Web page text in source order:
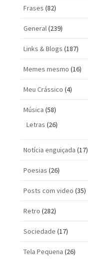
Frases (82)
General(239)
Links & Blogs (187)
Memes mesmo (16)
Meu Crássico (4)
Música (58)
Letras (26)
Notícia enguiçada (17)
Poesias (26)
Posts com vi­deo (35)
Retro (282)
Sociedade (17)
Tela Pequena (26)